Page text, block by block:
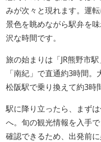
みが次々と現れます。運
景色を眺めながら駅弁を
沢な時間です。
旅の始まりは「JR熊野市
「南紀」で直通約3時間
松阪駅で乗り換えて約3時
駅に降り立ったら、まず
へ。旬の観光情報を入手
確認できるため、出発前